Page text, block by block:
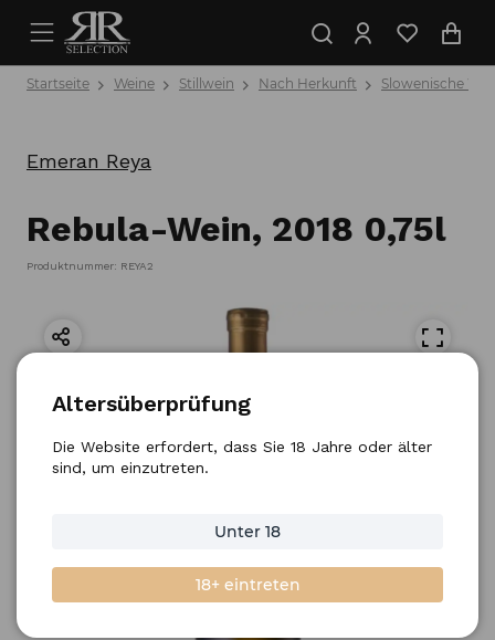
Startseite Weine Stillwein Nach Herkunft Slowenische
Emeran Reya
Rebula-Wein, 2018 0,75l
Produktnummer: REYA2
Altersüberprüfung
Die Website erfordert, dass Sie 18 Jahre oder älter
sind, um einzutreten.
Unter 18
18+ eintreten